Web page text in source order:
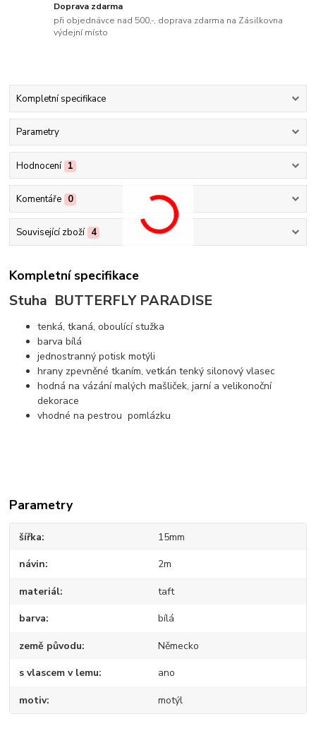
Doprava zdarma
při objednávce nad 500,-, doprava zdarma na Zásilkovna
výdejní místo
Kompletní specifikace
Parametry
Hodnocení 1
Komentáře 0
Související zboží 4
Kompletní specifikace
Stuha BUTTERFLY PARADISE
tenká, tkaná, oboulící stužka
barva bílá
jednostranný potisk motýli
hrany zpevněné tkaním, vetkán tenký silonový vlasec
hodná na vázání malých mašliček, jarní a velikonoční
dekorace
vhodné na pestrou pomlázku
Parametry
šířka 15mm
návin 2m
materiál taft
barva bílá
země původu Německo
s vlascem v lemu ano
motiv motýl